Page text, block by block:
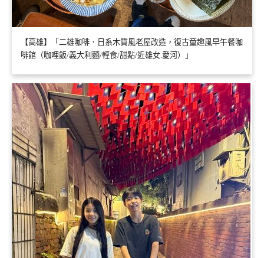
【高雄】「二雄咖啡．日系木質風老屋改造，復古童趣風早午餐咖
啡館（咖哩飯/義大利麵/輕食/甜點/近雄女.愛河）」